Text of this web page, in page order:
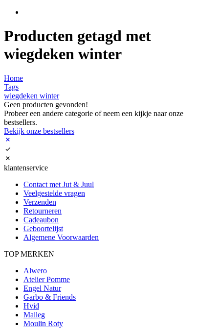
Producten getagd met
wiegdeken winter
Home
Tags
wiegdeken winter
Geen producten gevonden!
Probeer een andere categorie of neem een kijkje naar onze
bestsellers.
Bekijk onze bestsellers
klantenservice
Contact met Jut & Juul
Veelgestelde vragen
Verzenden
Retourneren
Cadeaubon
Geboortelijst
Algemene Voorwaarden
TOP MERKEN
Alwero
Atelier Pomme
Engel Natur
Garbo & Friends
Hvid
Maileg
Moulin Roty